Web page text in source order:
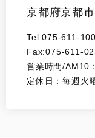
お問い合わせ
京都府京都
Tel:075-611-
Fax:075-611-
営業時間/AM10
定休日：毎週火